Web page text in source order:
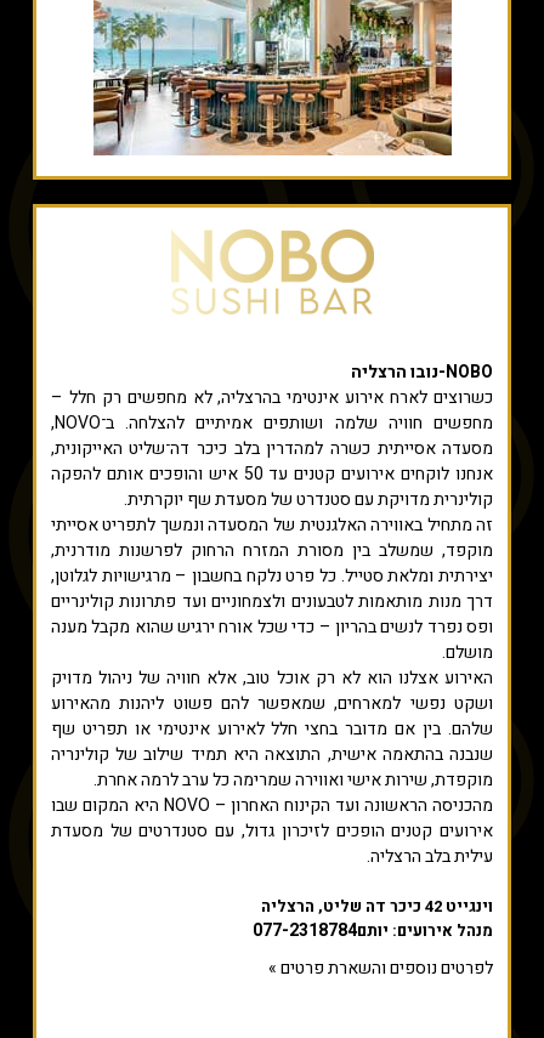
NOBO-נובו הרצליה
כשרוצים לארח אירוע אינטימי בהרצליה, לא מחפשים רק חלל –
מחפשים חוויה שלמה ושותפים אמיתיים להצלחה. ב־NOVO,
מסעדה אסייתית כשרה למהדרין בלב כיכר דה־שליט האייקונית,
אנחנו לוקחים אירועים קטנים עד 50 איש והופכים אותם להפקה
קולינרית מדויקת עם סטנדרט של מסעדת שף יוקרתית.
זה מתחיל באווירה האלגנטית של המסעדה ונמשך לתפריט אסייתי
מוקפד, שמשלב בין מסורת המזרח הרחוק לפרשנות מודרנית,
יצירתית ומלאת סטייל. כל פרט נלקח בחשבון – מרגישויות לגלוטן,
דרך מנות מותאמות לטבעונים ולצמחוניים ועד פתרונות קולינריים
ופס נפרד לנשים בהריון – כדי שכל אורח ירגיש שהוא מקבל מענה
מושלם.
האירוע אצלנו הוא לא רק אוכל טוב, אלא חוויה של ניהול מדויק
ושקט נפשי למארחים, שמאפשר להם פשוט ליהנות מהאירוע
שלהם. בין אם מדובר בחצי חלל לאירוע אינטימי או תפריט שף
שנבנה בהתאמה אישית, התוצאה היא תמיד שילוב של קולינריה
מוקפדת, שירות אישי ואווירה שמרימה כל ערב לרמה אחרת.
מהכניסה הראשונה ועד הקינוח האחרון – NOVO היא המקום שבו
אירועים קטנים הופכים לזיכרון גדול, עם סטנדרטים של מסעדת
עילית בלב הרצליה.
וינגייט 42 כיכר דה שליט, הרצליה
מנהל אירועים: יותם077-2318784
לפרטים נוספים והשארת פרטים »